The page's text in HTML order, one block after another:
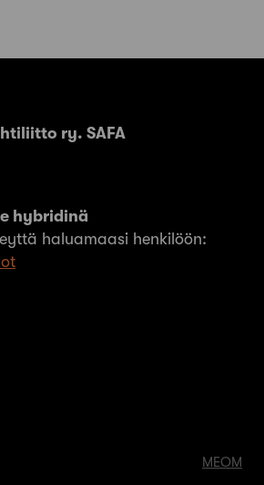
ry. SAFA
hybridinä
haluamaasi henkilöön:
MEOM